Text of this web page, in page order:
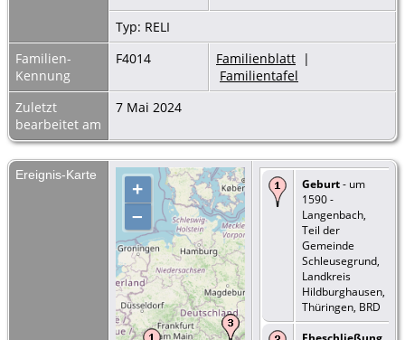
Typ: RELI
Familien-
Kennung
F4014 Familienblatt |
Familientafel
Zuletzt
bearbeitet am
7 Mai 2024
Ereignis-Karte
+
–
Geburt- um
1590 -
Langenbach,
Teil der
Gemeinde
Schleusegrund,
Landkreis
Hildburghausen,
Thüringen, BRD